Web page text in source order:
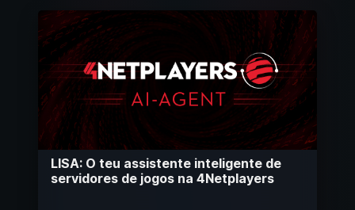
LISA: O teu assistente inteligente de
servidores de jogos na 4Netplayers